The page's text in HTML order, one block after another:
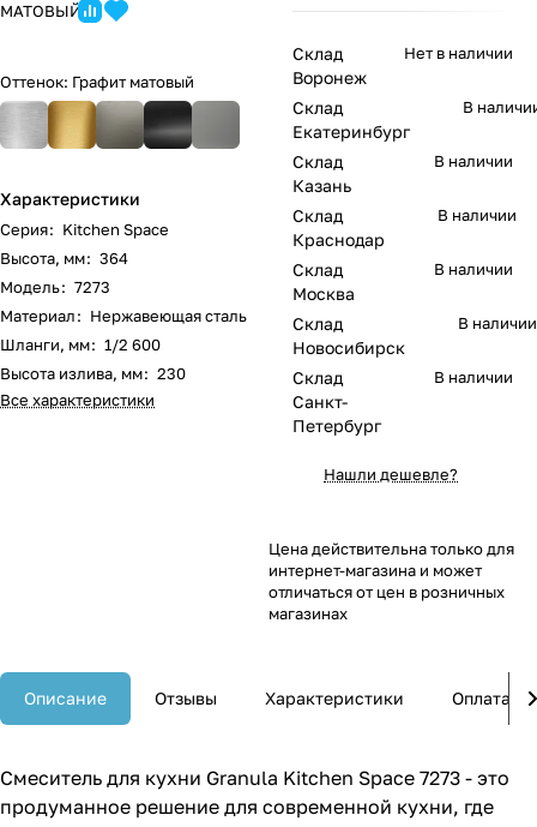
МАТОВЫЙ
Оттенок: Графит матовый
Характеристики
Серия: Kitchen Space
Высота, мм: 364
Модель: 7273
Материал: Нержавеющая сталь
Шланги, мм: 1/2 600
Высота излива, мм: 230
Все характеристики
Склад
Воронеж
Нет в наличии
Склад
Екатеринбург
В
Склад
Казань
В наличии
Склад
Краснодар
В наличии
Склад
Москва
В наличии
Склад
Новосибирск
В наличии
Склад
Санкт-
Петербург
В наличии
Нашли дешевле?
Цена действительна только для
интернет-магазина и может
отличаться от цен в розничных
магазинах
Описание Отзывы Характеристики Оплата
Смеситель для кухни Granula Kitchen Space 7273 - это
продуманное решение для современной кухни, где